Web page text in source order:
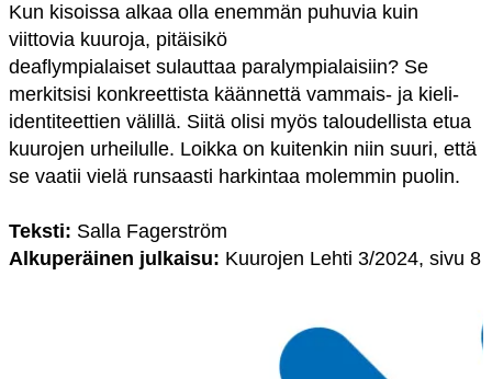
Kun kisoissa alkaa olla enemmän puhuvia kuin
viittovia kuuroja, pitäisikö
deaflympialaiset sulauttaa paralympialaisiin? Se
merkitsisi konkreettista käännettä vammais- ja kieli-
identiteettien välillä. Siitä olisi myös taloudellista etua
kuurojen urheilulle. Loikka on kuitenkin niin suuri, että
se vaatii vielä runsaasti harkintaa molemmin puolin.
Teksti: Salla Fagerström
Alkuperäinen julkaisu: Kuurojen Lehti 3/2024, sivu 8